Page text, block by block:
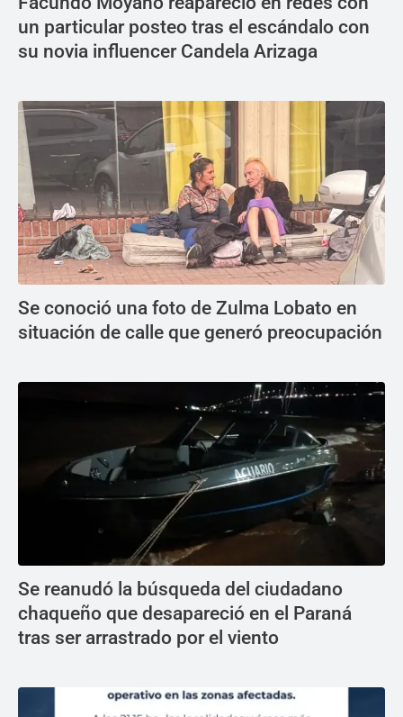
un particular posteo tras el escándalo con
su novia influencer Candela Arizaga
Se conoció una foto de Zulma Lobato en
situación de calle que generó preocupación
Se reanudó la búsqueda del ciudadano
chaqueño que desapareció en el Paraná
tras ser arrastrado por el viento